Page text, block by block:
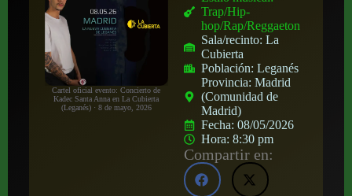
Cartel oficial evento: Concierto de
Kadec Santa Anna en La Cubierta
(Leganés) · 8 de mayo, 2026
Trap/Hip-
hop/Rap/Reggaeton
Sala/recinto:La
Cubierta
Población:Leganés
Provincia:Madrid
(Comunidad de
Madrid)
Fecha:08/05/2026
Hora:8:30 pm
Compartir en: